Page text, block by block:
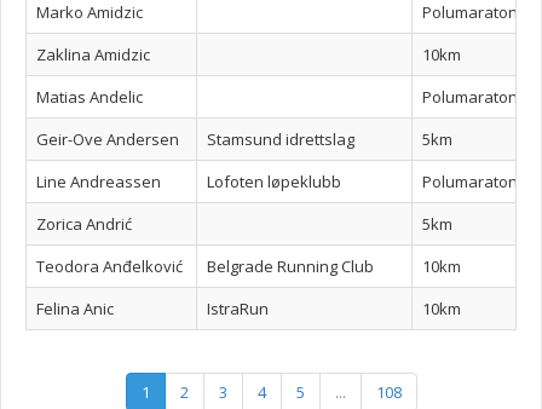
Marko Amidzic
Polumaraton
Zaklina Amidzic
10km
Matias Andelic
Polumaraton
Geir-Ove Andersen
Stamsund idrettslag
5km
Line Andreassen
Lofoten løpeklubb
Polumaraton
Zorica Andrić
5km
Teodora Anđelković
Belgrade Running Club
10km
Felina Anic
IstraRun 10km
1 2 3 4 5 ... 108